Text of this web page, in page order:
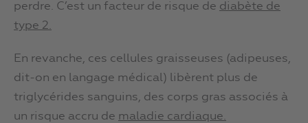
perdre. C’est un facteur de risque de diabète de
type 2.
En revanche, ces cellules graisseuses (adipeuses,
dit-on en langage médical) libèrent plus de
triglycérides sanguins, des corps gras associés à
un risque accru de maladie cardiaque.